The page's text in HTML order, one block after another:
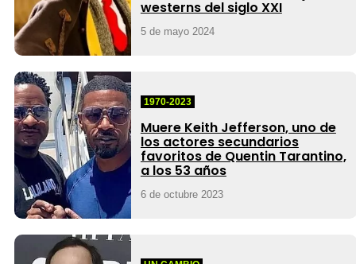
westerns del siglo XXI
5 de mayo 2024
1970-2023
Muere Keith Jefferson, uno de
los actores secundarios
favoritos de Quentin Tarantino,
a los 53 años
6 de octubre 2023